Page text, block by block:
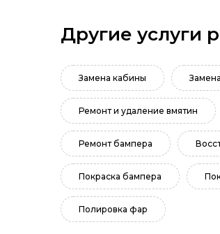
Другие услуги
Замена кабины
Ремонт и удаление вмятин
Ремонт бампера
Покраска бампера
Полировка фар